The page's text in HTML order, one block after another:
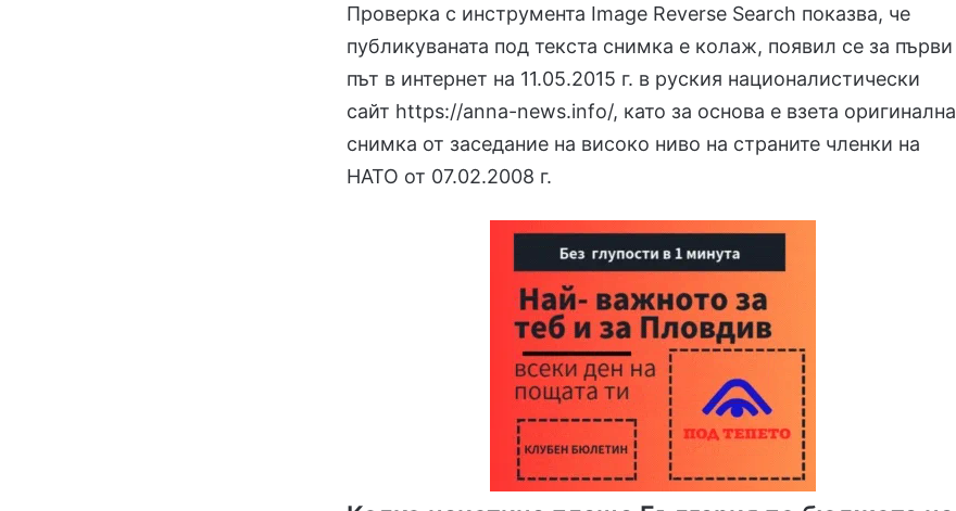
Проверка с инструмента Image Reverse Search показва, че
публикуваната под текста снимка е колаж, появил се за първи
път в интернет на 11.05.2015 г. в руския националистически
сайт https://anna-news.info/, като за основа е взета оригинална
снимка от заседание на високо ниво на страните членки на
НАТО от 07.02.2008 г.